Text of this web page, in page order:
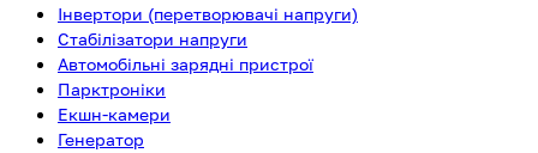
Інвертори (перетворювачі напруги)
Стабілізатори напруги
Автомобільні зарядні пристрої
Парктроніки
Екшн-камери
Генератор